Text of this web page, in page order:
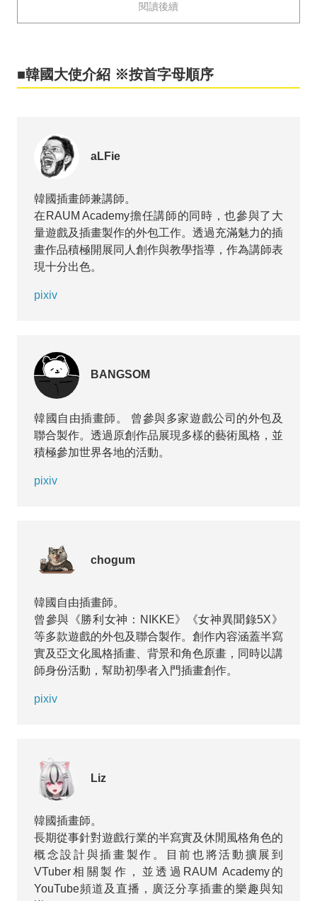
稿主題，舉辦各類插畫活動，並積極分享職業畫師獨特的
技巧與知識。
並因此決定推出第2期。
印尼、馬來西亞、泰國等東南亞地區的創作者參與。
本篇文章將為大家介紹韓國與台灣大使所策劃的投稿主
題，以及其中的部分優秀作品。
東南亞（印尼、馬來西亞、泰國）大使的介紹與相關企劃
詳情，將於日後另文刊載。
閱讀後續
■韓國大使介紹 ※按首字母順序
aLFie
韓國插畫師兼講師。
在RAUM Academy擔任講師的同時，也參與了大
量遊戲及插畫製作的外包工作。透過充滿魅力的插
畫作品積極開展同人創作與教學指導，作為講師表
現十分出色。
pixiv
BANGSOM
韓國自由插畫師。 曾參與多家遊戲公司的外包及
聯合製作。透過原創作品展現多樣的藝術風格，並
積極參加世界各地的活動。
pixiv
chogum
韓國自由插畫師。
曾參與《勝利女神：NIKKE》《女神異聞錄5X》
等多款遊戲的外包及聯合製作。創作內容涵蓋半寫
實及亞文化風格插畫、背景和角色原畫，同時以講
師身份活動，幫助初學者入門插畫創作。
pixiv
Liz
韓國插畫師。
長期從事針對遊戲行業的半寫實及休閒風格角色的
概念設計與插畫製作。目前也將活動擴展到
VTuber相關製作，並透過RAUM Academy的
YouTube頻道及直播，廣泛分享插畫的樂趣與知